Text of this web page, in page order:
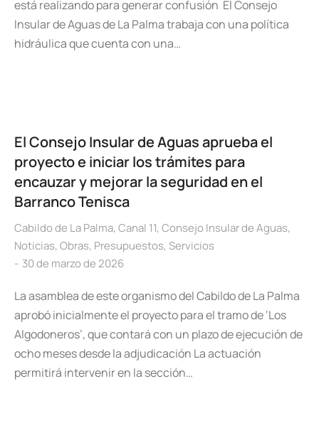
está realizando para generar confusión El Consejo
Insular de Aguas de La Palma trabaja con una política
hidráulica que cuenta con una…
El Consejo Insular de Aguas aprueba el
proyecto e iniciar los trámites para
encauzar y mejorar la seguridad en el
Barranco Tenisca
Cabildo de La Palma, Canal 11, Consejo Insular de Aguas,
Noticias, Obras, Presupuestos, Servicios
30 de marzo de 2026
La asamblea de este organismo del Cabildo de La Palma
aprobó inicialmente el proyecto para el tramo de ‘Los
Algodoneros’, que contará con un plazo de ejecución de
ocho meses desde la adjudicación La actuación
permitirá intervenir en la sección…